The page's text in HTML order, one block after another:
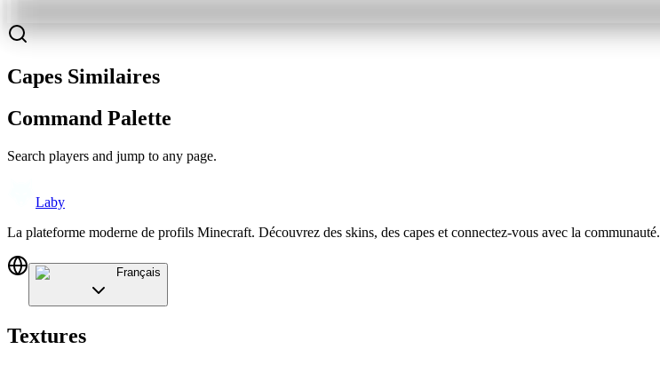
Capes Similaires
Command Palette
Search players and jump to any page.
Laby
La plateforme moderne de profils Minecraft. Découvrez des skins, des capes et connectez-vous avec la communauté.
Français
Textures